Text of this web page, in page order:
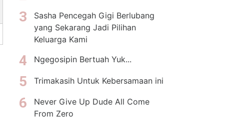
Sasha Pencegah Gigi Berlubang
yang Sekarang Jadi Pilihan
Keluarga Kami
Ngegosipin Bertuah Yuk...
Trimakasih Untuk Kebersamaan ini
Never Give Up Dude All Come
From Zero